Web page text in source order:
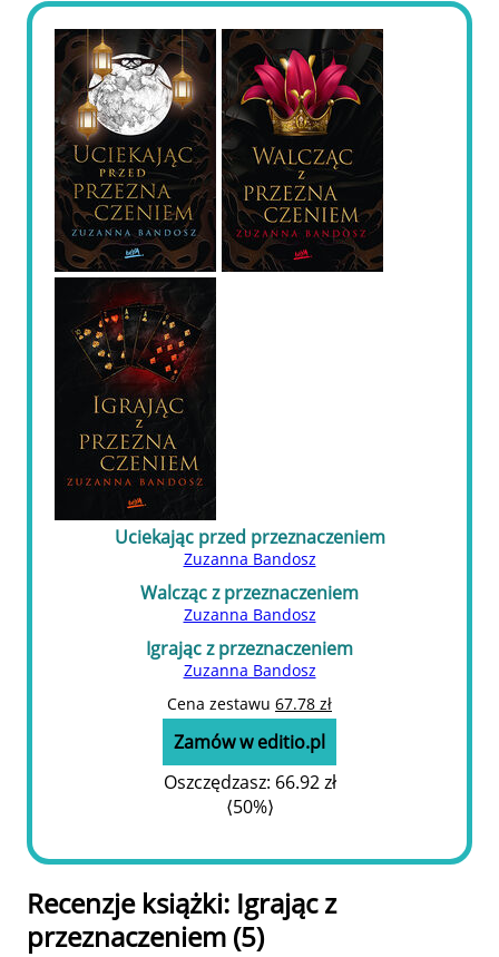
Uciekając przed przeznaczeniem
Zuzanna Bandosz
Walcząc z przeznaczeniem
Zuzanna Bandosz
Igrając z przeznaczeniem
Zuzanna Bandosz
Cena zestawu 67.78 zł
Zamów w editio.pl
Oszczędzasz: 66.92 zł
⟨50%⟩
Recenzje książki: Igrając z
przeznaczeniem (5)